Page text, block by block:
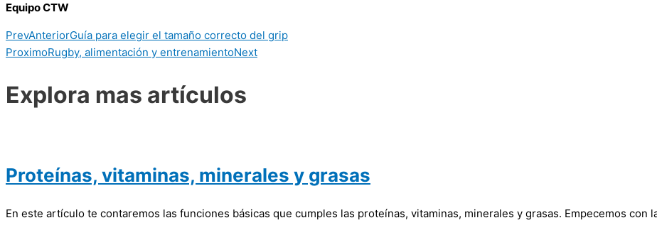
Equipo CTW
PrevAnteriorGuía para elegir el tamaño correcto del grip
ProximoRugby, alimentación y entrenamientoNext
Explora mas artículos
Proteínas, vitaminas, minerales y grasas
En este artículo te contaremos las funciones básicas que cumples las proteínas, vitaminas, minerales y grasas. Empecemos